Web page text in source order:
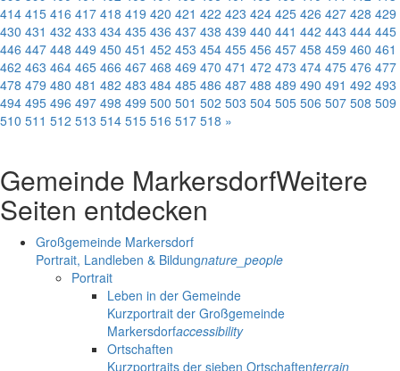
414 415 416 417 418 419 420 421 422 423 424 425 426 427 428 429
430 431 432 433 434 435 436 437 438 439 440 441 442 443 444 445
446 447 448 449 450 451 452 453 454 455 456 457 458 459 460 461
462 463 464 465 466 467 468 469 470 471 472 473 474 475 476 477
478 479 480 481 482 483 484 485 486 487 488 489 490 491 492 493
494 495 496 497 498 499 500 501 502 503 504 505 506 507 508 509
510 511 512 513 514 515 516 517 518 »
Gemeinde MarkersdorfWeitere
Seiten entdecken
Großgemeinde Markersdorf
Portrait, Landleben & Bildungnature_people
Portrait
Leben in der Gemeinde
Kurzportrait der Großgemeinde
Markersdorfaccessibility
Ortschaften
Kurzportraits der sieben Ortschaftenterrain